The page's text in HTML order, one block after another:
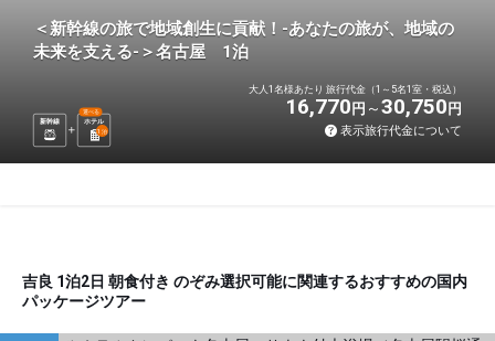
＜新幹線の旅で地域創生に貢献！-あなたの旅が、地域の
未来を支える-＞名古屋 1泊
新幹線 ホテル
選べる
1 泊
大人1名様あたり 旅行代金（1～5名1室・税込）
16,770 円 30,750 円
表示旅行代金について
吉良 1泊2日 朝食付き のぞみ選択可能に関連するおすすめの国内
パッケージツアー